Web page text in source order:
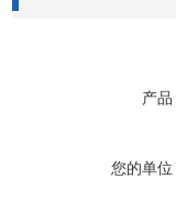
产品
您的单位